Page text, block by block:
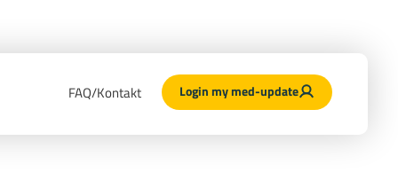
FAQ/Kontakt Login my med-update